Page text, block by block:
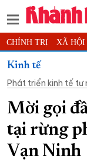
CHÍNH TRỊ XÃ HỘI
THỂ THAO
KHOA HỌC - CÔNG
THẾ GIỚI
PODCAST THÔNG
QUY HOẠCH TỈNH
Kinh tế
Phát triển kinh tế tư
Mời gọi
tại rừng
Vạn Ninh